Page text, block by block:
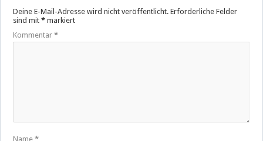
Deine E-Mail-Adresse wird nicht veröffentlicht. Erforderliche Felder
sind mit* markiert
Kommentar*
Name*